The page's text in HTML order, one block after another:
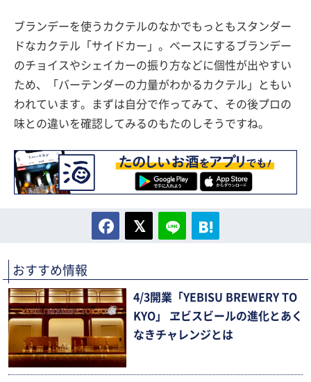
ブランデーを使うカクテルのなかでもっともスタンダー
ドなカクテル「サイドカー」。ベースにするブランデー
のチョイスやシェイカーの振り方などに個性が出やすい
ため、「バーテンダーの力量がわかるカクテル」ともい
われています。まずは自分で作ってみて、その後プロの
味との違いを確認してみるのもたのしそうですね。
おすすめ情報
4/3開業「YEBISU BREWERY TO
KYO」 ヱビスビールの進化とあく
なきチャレンジとは